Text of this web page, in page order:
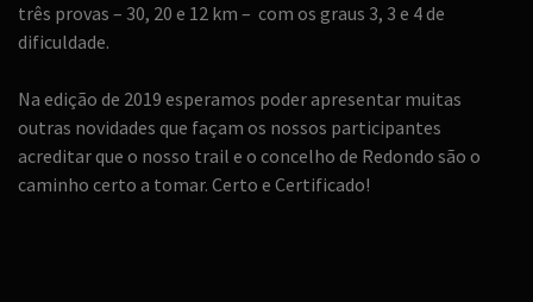
três provas – 30, 20 e 12 km – com os graus 3, 3 e 4 de
dificuldade.
Na edição de 2019 esperamos poder apresentar muitas
outras novidades que façam os nossos participantes
acreditar que o nosso trail e o concelho de Redondo são o
caminho certo a tomar. Certo e Certificado!